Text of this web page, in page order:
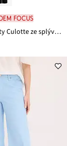
FOCUS
Široké kalhoty Culotte ze splývavé viskózy